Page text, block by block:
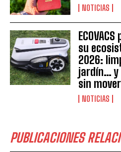
NOTICIAS
su
2026:
jardín… y
sin
NOTICIAS
PUBLICACIONES